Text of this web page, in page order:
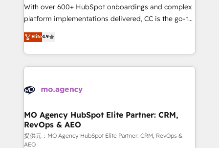
the CRM platform into your digital ecosystem. Would
you like support in deploying your inbound
to your needs and sales objectives. With 125+
certifications, we are part of the most certified
services are offered in both English & French.
With over 600+ HubSpot onboardings and complex
platform implementations delivered, CC is the go-to
Elite Solutions Partner for businesses ready to
migrate, replatform, and scale smarter. We specialize
in high-impact CRM and CMS migrations and
onboarding from platforms like Salesforce, NetSuite,
WordPress and legacy CRMs, turning fragmented
architectures that accelerate revenue operations and
performance. - Multi-object CRM migration, cleanup,
and implementation. - Pre-built and custom
Elite4.9
MO Agency HubSpot Elite Partner: CRM,
RevOps & AEO
提供元：MO Agency HubSpot Elite Partner: CRM, RevOps &
AEO